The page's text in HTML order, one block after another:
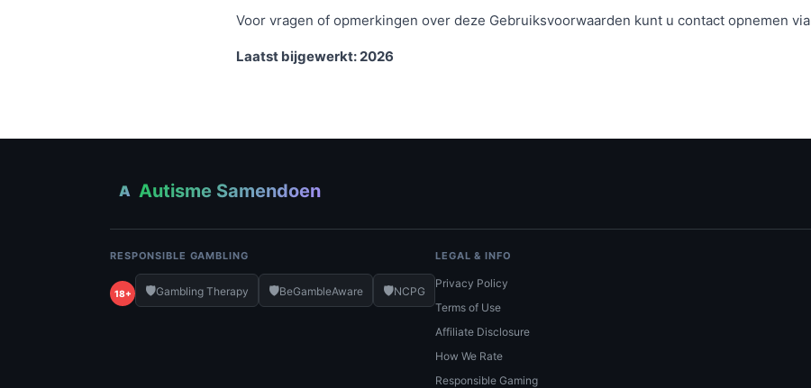
Voor vragen of opmerkingen over deze Gebruiksvoorwaarden kunt u contact opnemen via
Laatst bijgewerkt: 2026
A Autisme Samendoen
RESPONSIBLE GAMBLING
18+ 🛡️Gambling Therapy 🛡️BeGambleAware 🛡️NCPG
LEGAL & INFO
Privacy Policy
Terms of Use
Affiliate Disclosure
How We Rate
Responsible Gaming